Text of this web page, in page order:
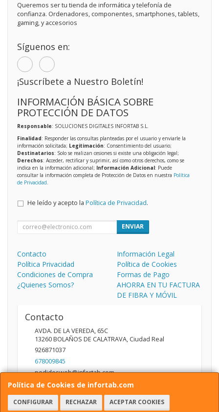
Política de Cookies de infortab.com
CONFIGURAR RECHAZAR ACEPTAR COOKIES
Queremos ser tu tienda de informática y telefonía de
confianza. Ordenadores, componentes, smartphones, tablets,
gaming, y accesorios
Síguenos en:
¡Suscríbete a Nuestro Boletín!
INFORMACIÓN BÁSICA SOBRE
PROTECCIÓN DE DATOS
Responsable: SOLUCIONES DIGITALES INFORTAB S.L.
Finalidad: Responder las consultas planteadas por el usuario y enviarle la
información solicitada; Legitimación: Consentimiento del usuario;
Destinatarios: Solo se realizan cesiones si existe una obligación legal;
Derechos: Acceder, rectificar y suprimir, así como otros derechos, como se
indica en la información adicional; Información Adicional: Puede
consultar la información completa de Protección de Datos en nuestra Política
de Privacidad
He leído y acepto la Política de Privacidad.
ENVIAR
Contacto
Información Legal
Política Privacidad
Política de Cookies
Condiciones de Compra
Formas de Pago
¿Quienes Somos?
AHORRA EN TU FACTURA
DE FIBRA Y MÓVIL
Contacto
AVDA. DE LA VEREDA, 65C
13260BOLAÑOS DE CALATRAVA, Ciudad Real
926871037
678009845
pedidosweb@infortab.com
Horario